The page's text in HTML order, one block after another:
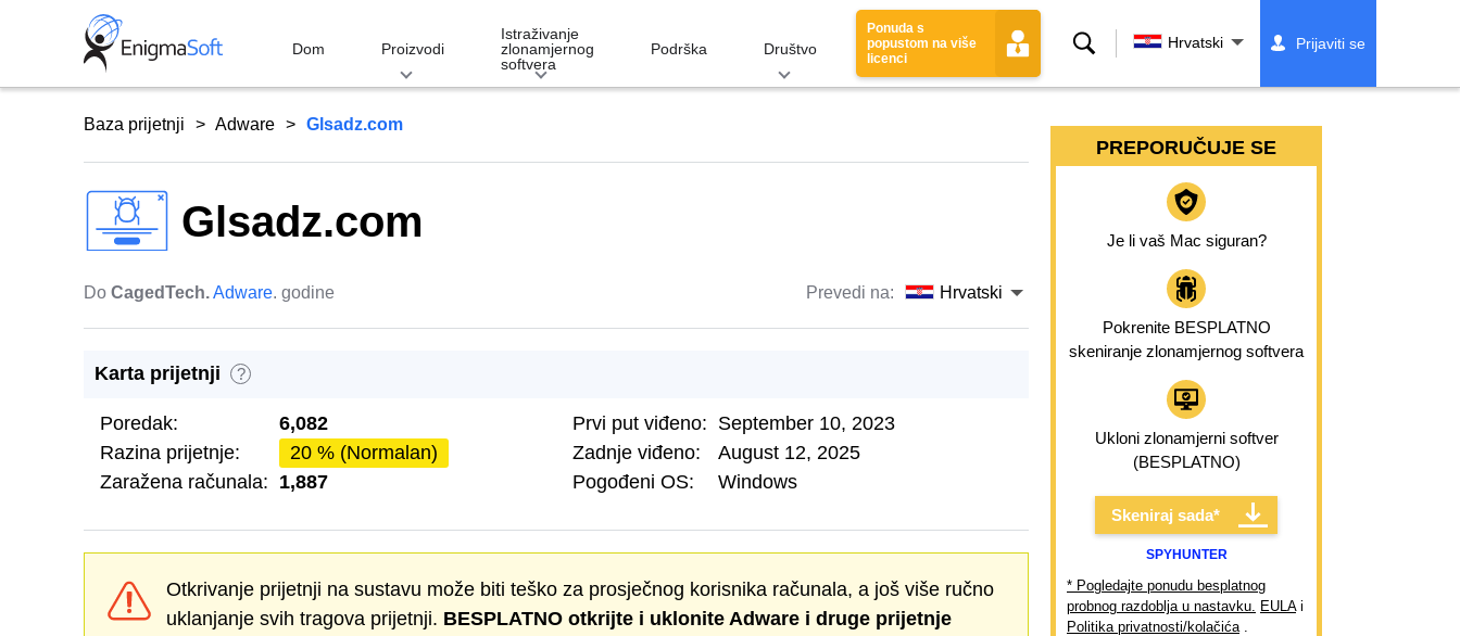
Dom Proizvodi
Istraživanje
zlonamjernog
softvera
Podrška Društvo
Ponuda s
popustom na više
licenci
Traži Hrvatski Prijaviti se
Baza prijetnji Adware Glsadz.com
Glsadz.com
Do CagedTech.Adware. godine Prevedi na: Hrvatski
Karta prijetnji ?
Poredak:
6,082
Razina prijetnje:
20 % (Normalan)
Zaražena računala: 1,887
Prvi put viđeno: September 10, 2023
Zadnje viđeno:
August 12, 2025
Pogođeni OS:
Windows
Otkrivanje prijetnji na sustavu može biti teško za prosječnog korisnika računala, a još više ručno
uklanjanje svih tragova prijetnji. BESPLATNO otkrijte i uklonite Adware i druge prijetnje
PREPORUČUJE SE
Je li vaš Mac siguran?
Pokrenite BESPLATNO
skeniranje zlonamjernog softvera
Ukloni zlonamjerni softver
(BESPLATNO)
Skeniraj sada*
SPYHUNTER
* Pogledajte ponudu besplatnog
probnog razdoblja u nastavku. EULAi
Politika privatnosti/kolačića.